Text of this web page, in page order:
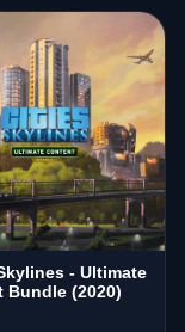
- Ultimate
Bundle (2020)